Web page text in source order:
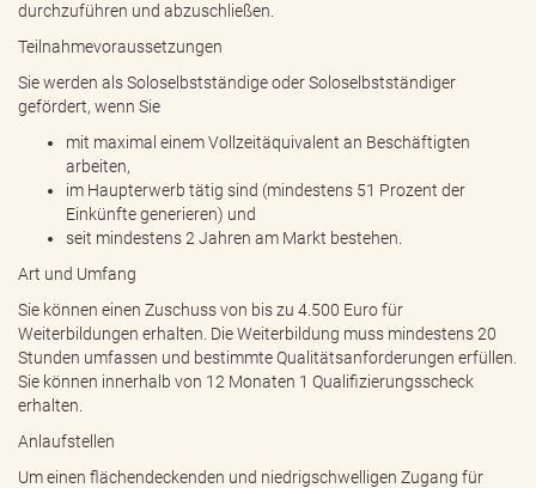
durchzuführen und abzuschließen.
Teilnahmevoraussetzungen
Sie werden als Soloselbstständige oder Soloselbstständiger
gefördert, wenn Sie
mit maximal einem Vollzeitäquivalent an Beschäftigten
arbeiten,
im Haupterwerb tätig sind (mindestens 51 Prozent der
Einkünfte generieren) und
seit mindestens 2 Jahren am Markt bestehen.
Art und Umfang
Sie können einen Zuschuss von bis zu 4.500 Euro für
Weiterbildungen erhalten. Die Weiterbildung muss mindestens 20
Stunden umfassen und bestimmte Qualitätsanforderungen erfüllen.
Sie können innerhalb von 12 Monaten 1 Qualifizierungsscheck
erhalten.
Anlaufstellen
Um einen flächendeckenden und niedrigschwelligen Zugang für